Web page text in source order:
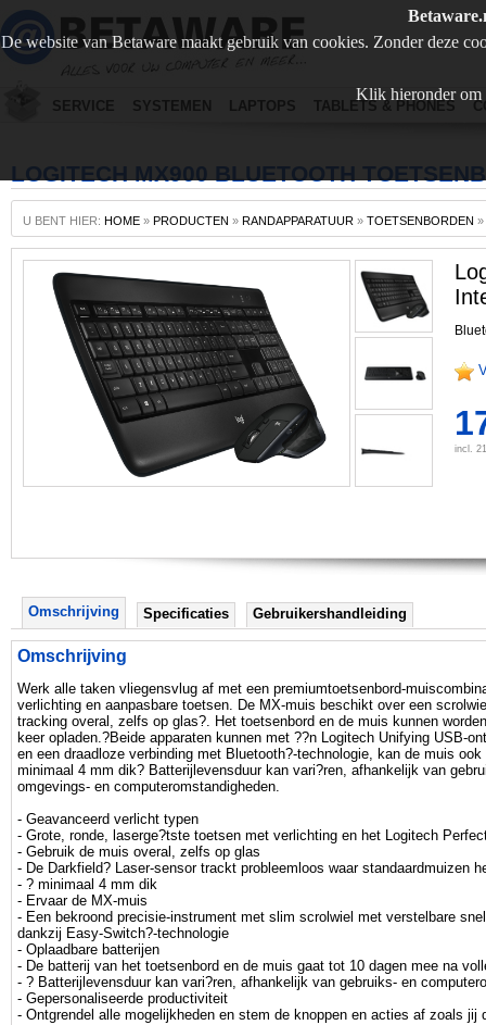
De website van Betaware maakt gebruik van cookies. Zonder deze
Klik hieronder om
SERVICE SYSTEMEN LAPTOPS TABLETS & PHONES
LOGITECH MX900 BLUETOOTH
U BENT HIER: HOME » PRODUCTEN » RANDAPPARATUUR » TOETSENBORDEN »
incl.
Omschrijving Specificaties Gebruikershandleiding
Omschrijving
Werk alle taken vliegensvlug af met een premiumtoetsenbord-
verlichting en aanpasbare toetsen. De MX-muis beschikt over een
tracking overal, zelfs op glas?. Het toetsenbord en de muis kunnen
keer opladen.?Beide apparaten kunnen met ??n Logitech Unifying USB-
en een draadloze verbinding met Bluetooth?-technologie, kan de muis
minimaal 4 mm dik? Batterijlevensduur kan vari?ren, afhankelijk van
omgevings- en computeromstandigheden.
- Geavanceerd verlicht typen
- Grote, ronde, laserge?tste toetsen met verlichting en het Logitech
- Gebruik de muis overal, zelfs op glas
- De Darkfield? Laser-sensor trackt probleemloos waar standaardmuizen
- ? minimaal 4 mm dik
- Ervaar de MX-muis
- Een bekroond precisie-instrument met slim scrolwiel met verstelbare
dankzij Easy-Switch?-technologie
- Oplaadbare batterijen
- De batterij van het toetsenbord en de muis gaat tot 10 dagen mee na
- ? Batterijlevensduur kan vari?ren, afhankelijk van gebruiks- en
- Gepersonaliseerde productiviteit
- Ontgrendel alle mogelijkheden en stem de knoppen en acties af zoals